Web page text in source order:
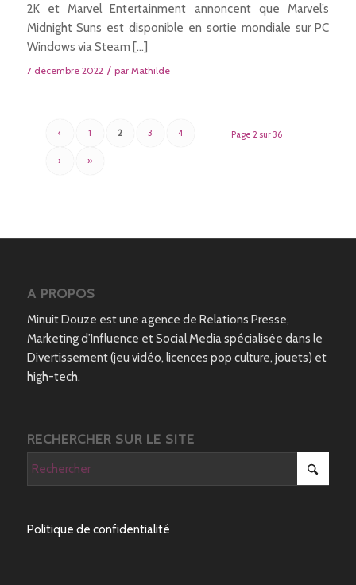
2K et Marvel Entertainment annoncent que Marvel’s
Midnight Suns est disponible en sortie mondiale sur PC
Windows via Steam […]
7 décembre 2022 / par Mathilde
Page 2 sur 36
‹ 1 2 3 4
› »
A PROPOS
Minuit Douze est une agence de Relations Presse,
Marketing d’Influence et Social Media spécialisée dans le
Divertissement (jeu vidéo, licences pop culture, jouets) et
high-tech.
RECHERCHER SUR LE SITE
Politique de confidentialité